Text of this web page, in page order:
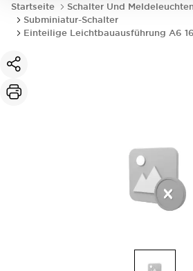
Startseite Schalter Und Meldeleuchten
Subminiatur-Schalter
Einteilige Leichtbauausführung A6